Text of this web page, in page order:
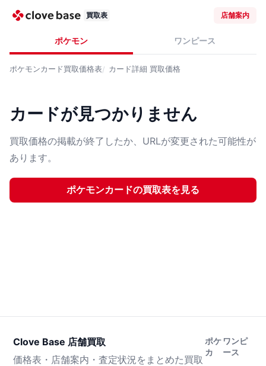
買取表 店舗案内
ポケモン ワンピース
ポケモンカード買取価格表 カード詳細 買取価格
カードが見つかりません
買取価格の掲載が終了したか、URLが変更された可能性が
あります。
ポケモンカードの買取表を見る
Clove Base 店舗買取
価格表・店舗案内・査定状況をまとめた買取
ポケ
カ
ワンピ
ース